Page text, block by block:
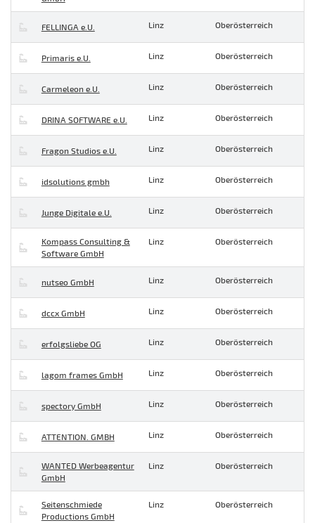
FELLINGA e.U. Linz Oberösterreich
Primaris e.U. Linz Oberösterreich
Carmeleon e.U. Linz Oberösterreich
DRINA SOFTWARE e.U. Linz Oberösterreich
Fragon Studios e.U. Linz Oberösterreich
idsolutions gmbh Linz Oberösterreich
Junge Digitale e.U. Linz Oberösterreich
Kompass Consulting &
Software GmbH
Linz Oberösterreich
nutseo GmbH Linz Oberösterreich
dccx GmbH Linz Oberösterreich
erfolgsliebe OG Linz Oberösterreich
lagom frames GmbH Linz Oberösterreich
spectory GmbH Linz Oberösterreich
ATTENTION. GMBH Linz Oberösterreich
WANTED Werbeagentur
GmbH
Linz Oberösterreich
Seitenschmiede
Productions GmbH
Linz Oberösterreich